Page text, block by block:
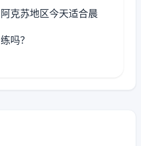
阿克苏地区今天适合晨
练吗？